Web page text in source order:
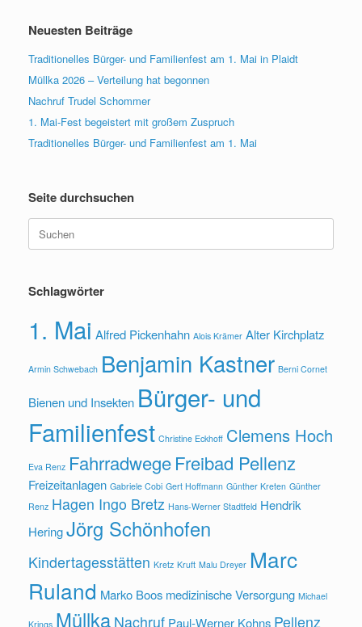
Neuesten Beiträge
Traditionelles Bürger- und Familienfest am 1. Mai in Plaidt
Müllka 2026 – Verteilung hat begonnen
Nachruf Trudel Schommer
1. Mai-Fest begeistert mit großem Zuspruch
Traditionelles Bürger- und Familienfest am 1. Mai
Seite durchsuchen
nach:
Schlagwörter
1. Mai Alfred Pickenhahn Alois Krämer Alter Kirchplatz
Armin Schwebach Benjamin Kastner Berni Cornet
Bienen und Insekten Bürger- und
Familienfest Christine Eckhoff Clemens Hoch
Eva Renz FahrradwegeFreibad Pellenz
Freizeitanlagen Gabriele Cobi Gert Hoffmann Günther Kreten Günther
Renz Hagen Ingo Bretz Hans-Werner Stadtfeld Hendrik
HeringJörg Schönhofen
Kindertagesstätten Kretz Kruft Malu Dreyer Marc
Ruland Marko Boos medizinische Versorgung Michael
Krings Müllka Nachruf Paul-Werner Kohns Pellenz